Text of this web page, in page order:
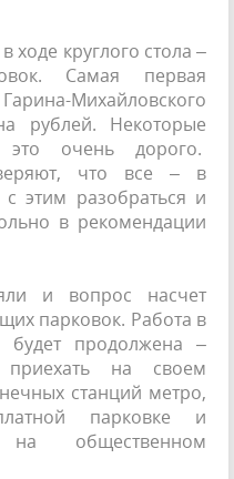
ходе круглого стола –
Самая первая
Михайловского
рублей. Некоторые
это очень дорого.
что все – в
этим разобраться и
в рекомендации
и вопрос насчет
парковок. Работа в
будет продолжена –
на своем
станций метро,
парковке и
на общественном